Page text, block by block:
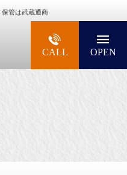
管は武蔵通商
美術品・高級楽器の梱包・輸送
CALL OPEN